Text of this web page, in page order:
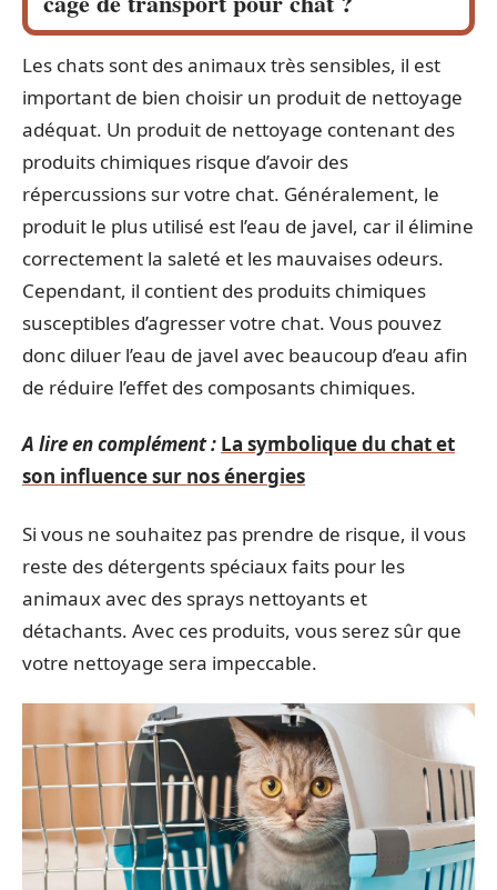
Les chats sont des animaux très sensibles, il est
important de bien choisir un produit de nettoyage
adéquat. Un produit de nettoyage contenant des
produits chimiques risque d’avoir des
répercussions sur votre chat. Généralement, le
produit le plus utilisé est l’eau de javel, car il élimine
correctement la saleté et les mauvaises odeurs.
Cependant, il contient des produits chimiques
susceptibles d’agresser votre chat. Vous pouvez
donc diluer l’eau de javel avec beaucoup d’eau afin
de réduire l’effet des composants chimiques.
A lire en complément : La symbolique du chat et
son influence sur nos énergies
Si vous ne souhaitez pas prendre de risque, il vous
reste des détergents spéciaux faits pour les
animaux avec des sprays nettoyants et
détachants. Avec ces produits, vous serez sûr que
votre nettoyage sera impeccable.